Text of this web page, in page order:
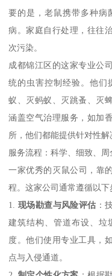
要的是，老鼠携带多种病
病。家庭自行处理，往往
次污染。
成都锦江区的这家专业公
统的虫害控制经验。他们
蚁、灭蚂蚁、灭跳蚤、灭
涵盖空气治理服务，如加
所，他们都能提供针对性解
服务流程：科学、细致、周
一家优秀的灭鼠公司，靠
程。这家公司通常遵循以下
1. 现场勘查与风险评估 ：
建筑结构、管道布设、垃
度。他们使用专业工具，
点与入侵通道。